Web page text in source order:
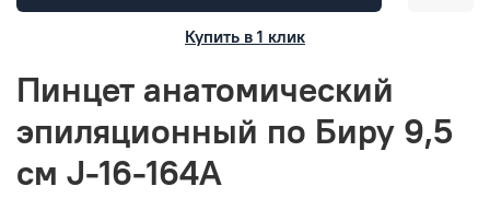
Купить в 1 клик
Пинцет анатомический
эпиляционный по Биру 9,5
см J-16-164A